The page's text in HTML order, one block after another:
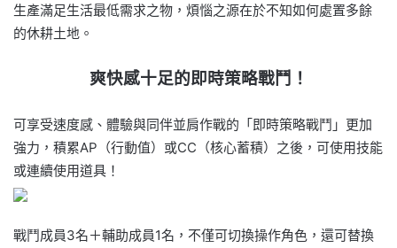
生產滿足生活最低需求之物，煩惱之源在於不知如何處置多餘
的休耕土地。
爽快感十足的即時策略戰鬥！
可享受速度感、體驗與同伴並肩作戰的「即時策略戰鬥」更加
強力，積累AP（行動值）或CC（核心蓄積）之後，可使用技能
或連續使用道具！
戰鬥成員3名＋輔助成員1名，不僅可切換操作角色，還可替換